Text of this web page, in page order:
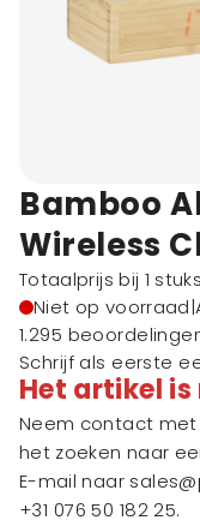
Bamboo
Wireless
Totaalprijs bij 1
Niet op voorraad|
1.295
Schrijf als eerste
Het artikel
Neem contact met
het zoeken naar
E-mail naar
+31 076 50 182 25.